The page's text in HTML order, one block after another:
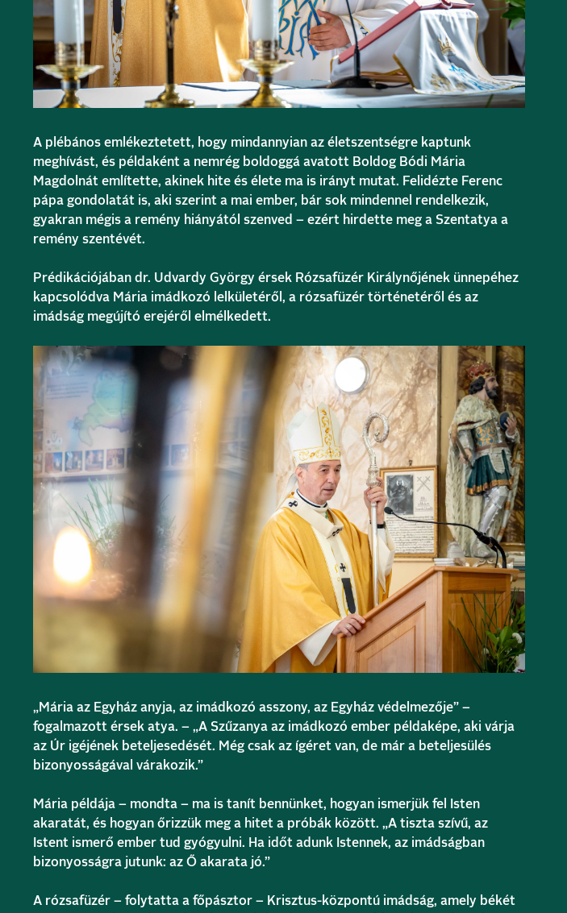
A plébános emlékeztetett, hogy mindannyian az életszentségre kaptunk
meghívást, és példaként a nemrég boldoggá avatott Boldog Bódi Mária
Magdolnát említette, akinek hite és élete ma is irányt mutat. Felidézte Ferenc
pápa gondolatát is, aki szerint a mai ember, bár sok mindennel rendelkezik,
gyakran mégis a remény hiányától szenved – ezért hirdette meg a Szentatya a
remény szentévét.
Prédikációjában dr. Udvardy György érsek Rózsafüzér Királynőjének ünnepéhez
kapcsolódva Mária imádkozó lelkületéről, a rózsafüzér történetéről és az
imádság megújító erejéről elmélkedett.
„Mária az Egyház anyja, az imádkozó asszony, az Egyház védelmezője” –
fogalmazott érsek atya. – „A Szűzanya az imádkozó ember példaképe, aki várja
az Úr igéjének beteljesedését. Még csak az ígéret van, de már a beteljesülés
bizonyosságával várakozik.”
Mária példája – mondta – ma is tanít bennünket, hogyan ismerjük fel Isten
akaratát, és hogyan őrizzük meg a hitet a próbák között. „A tiszta szívű, az
Istent ismerő ember tud gyógyulni. Ha időt adunk Istennek, az imádságban
bizonyosságra jutunk: az Ő akarata jó.”
A rózsafüzér – folytatta a főpásztor – Krisztus-központú imádság, amely békét